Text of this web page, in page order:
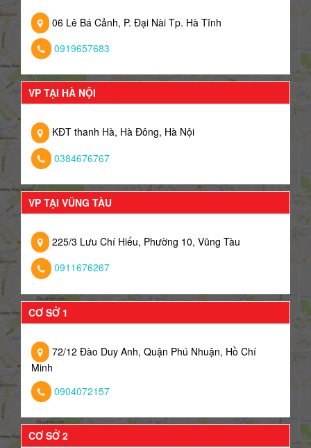
06 Lê Bá Cảnh, P. Đại Nài Tp. Hà Tĩnh
0919657683
VP TẠI HÀ NỘI
KĐT thanh Hà, Hà Đông, Hà Nội
0384676767
VP TẠI VŨNG TÀU
225/3 Lưu Chí Hiếu, Phường 10, Vũng Tàu
0911676267
CƠ SỞ 1
72/12 Đào Duy Anh, Quận Phú Nhuận, Hồ Chí
Minh
0904072157
CƠ SỞ 2